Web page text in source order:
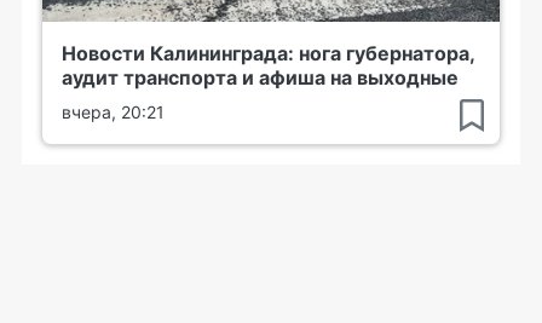
Новости Калининграда: нога губернатора,
аудит транспорта и афиша на выходные
вчера, 20:21